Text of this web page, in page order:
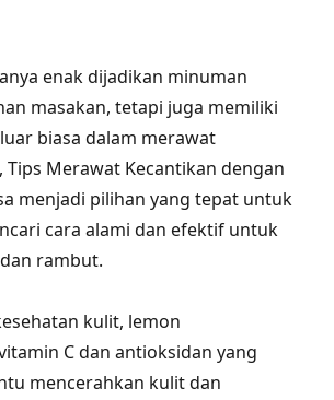
enak dijadikan minuman
masakan, tetapi juga memiliki
biasa dalam merawat
Tips Merawat Kecantikan dengan
menjadi pilihan yang tepat untuk
cara alami dan efektif untuk
rambut.
kulit, lemon
C dan antioksidan yang
mencerahkan kulit dan